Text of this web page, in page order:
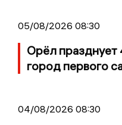
05/08/2026 08:30
Орёл празднует
город первого
04/08/2026 08:30